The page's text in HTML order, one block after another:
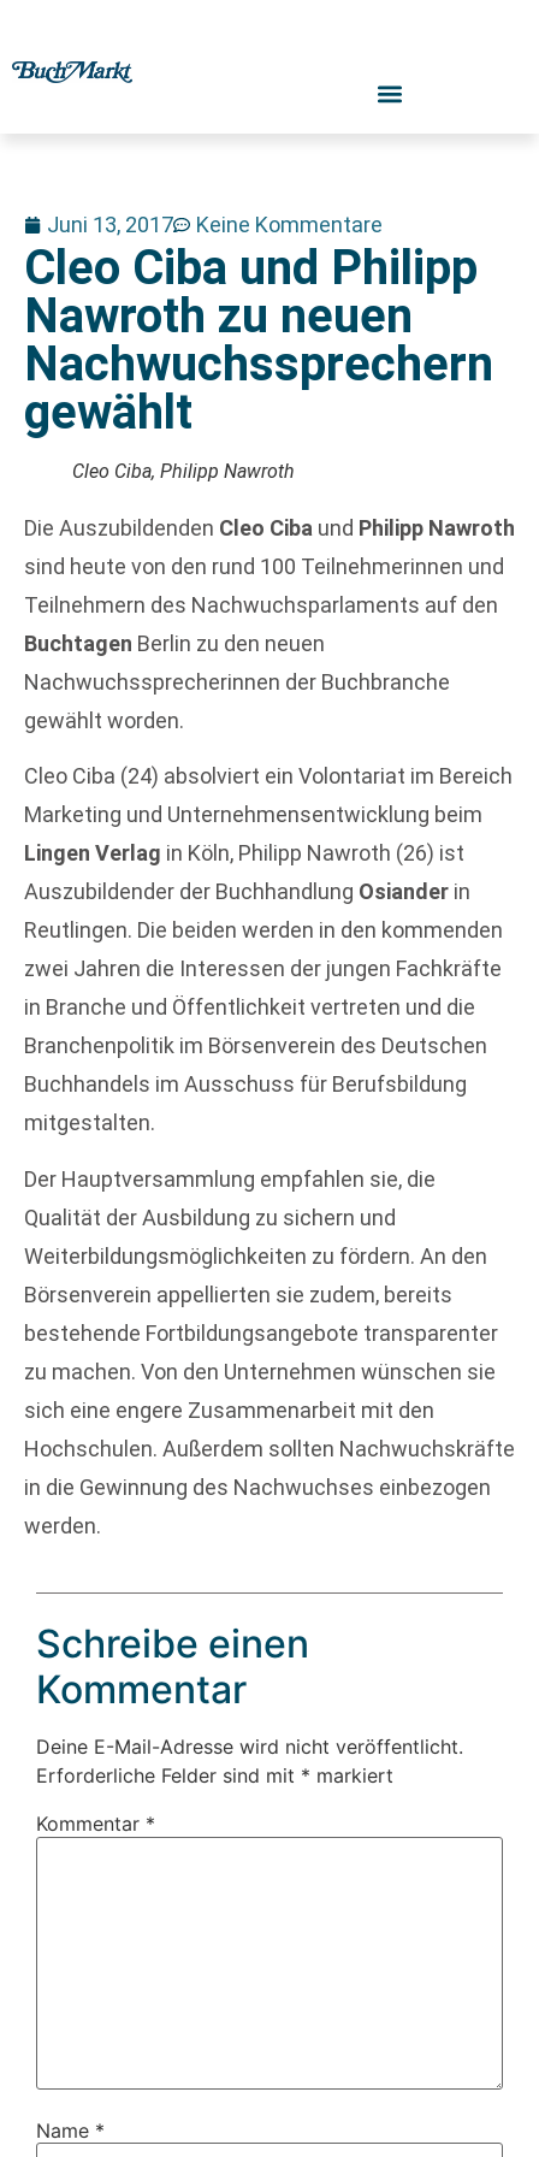
Juni 13, 2017 Keine Kommentare
Cleo Ciba und Philipp
Nawroth zu neuen
Nachwuchssprechern
gewählt
Cleo Ciba, Philipp Nawroth
Die Auszubildenden Cleo Ciba und Philipp Nawroth
sind heute von den rund 100 Teilnehmerinnen und
Teilnehmern des Nachwuchsparlaments auf den
Buchtagen Berlin zu den neuen
Nachwuchssprecherinnen der Buchbranche
gewählt worden.
Cleo Ciba (24) absolviert ein Volontariat im Bereich
Marketing und Unternehmensentwicklung beim
Lingen Verlag in Köln, Philipp Nawroth (26) ist
Auszubildender der Buchhandlung Osiander in
Reutlingen. Die beiden werden in den kommenden
zwei Jahren die Interessen der jungen Fachkräfte
in Branche und Öffentlichkeit vertreten und die
Branchenpolitik im Börsenverein des Deutschen
Buchhandels im Ausschuss für Berufsbildung
mitgestalten.
Der Hauptversammlung empfahlen sie, die
Qualität der Ausbildung zu sichern und
Weiterbildungsmöglichkeiten zu fördern. An den
Börsenverein appellierten sie zudem, bereits
bestehende Fortbildungsangebote transparenter
zu machen. Von den Unternehmen wünschen sie
sich eine engere Zusammenarbeit mit den
Hochschulen. Außerdem sollten Nachwuchskräfte
in die Gewinnung des Nachwuchses einbezogen
werden.
Schreibe einen
Kommentar
Deine E-Mail-Adresse wird nicht veröffentlicht.
Erforderliche Felder sind mit * markiert
Kommentar *
Name *